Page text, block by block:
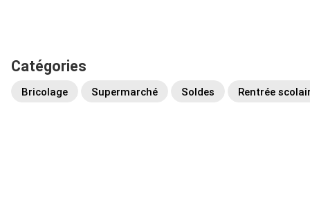
Catégories
Bricolage Supermarché Soldes Rentrée